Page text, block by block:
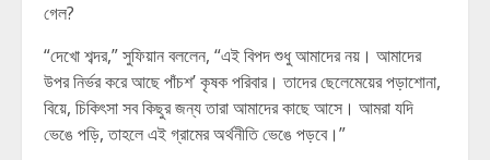
গেল?
“দেখো শব্দর,” সুফিয়ান বললেন, “এই বিপদ শুধু আমাদের নয়। আমাদের
উপর নির্ভর করে আছে পাঁচশ’ কৃষক পরিবার। তাদের ছেলেমেয়ের পড়াশোনা,
বিয়ে, চিকিৎসা সব কিছুর জন্য তারা আমাদের কাছে আসে। আমরা যদি
ভেঙে পড়ি, তাহলে এই গ্রামের অর্থনীতি ভেঙে পড়বে।”